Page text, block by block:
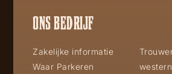
ONS BEDRIJF
Zakelijke informatie
Waar Parkeren